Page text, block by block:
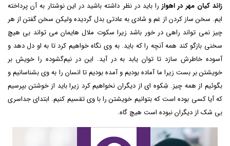
زائد کیان مهر در اهوازرا باید در نظر داشته باشید در این نوشتار به آن پرداخته
ایم. سخن ساز کردن از غم و شادی به عادتی بدل گردیده ولیکن سخن گفتن از هر
چیز نمی تواند راهی در خور باشد زیرا سکوت ملال هایمان می تواند بی هیچ
سخنی بازگو کند همه آنچه را که باید. به وی نگاه خواهیم کرد تا به او دل دهد و
آسوده خاطرش سازد تا توان یابد به در آید. این در نیم‌گشوده را خویش بر
خویشتن بر بست زیرا ما آماده بودیم و آمده بودیم تا انسان را به وی بشناسانیم و
بگوئیم از همه چیز. شِکوه ای از دیگران نخواهیم کرد زیرا باید از خوشتن بپرسیم
که آیا کسی بوده است که بتوانیم خویشتن را با وی تقسیم کنیم. ابتدای جداسری
بی شک از دیگران نبوده است هیچ گاه.